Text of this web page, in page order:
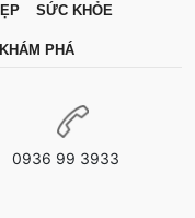
SỨC KHỎE
KHÁM PHÁ
0936 99 3933